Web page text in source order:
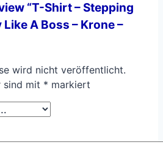
“T-Shirt – Stepping
A Boss – Krone –
wird nicht veröffentlicht.
sind mit * markiert